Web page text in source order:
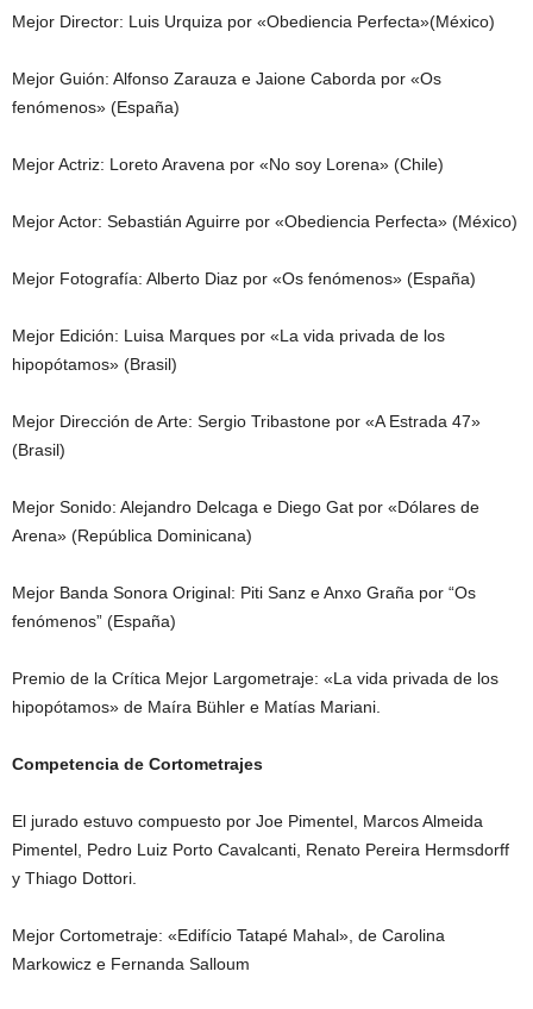
Mejor Director: Luis Urquiza por «Obediencia Perfecta»(México)
Mejor Guión: Alfonso Zarauza e Jaione Caborda por «Os
fenómenos» (España)
Mejor Actriz: Loreto Aravena por «No soy Lorena» (Chile)
Mejor Actor: Sebastián Aguirre por «Obediencia Perfecta» (México)
Mejor Fotografía: Alberto Diaz por «Os fenómenos» (España)
Mejor Edición: Luisa Marques por «La vida privada de los
hipopótamos» (Brasil)
Mejor Dirección de Arte: Sergio Tribastone por «A Estrada 47»
(Brasil)
Mejor Sonido: Alejandro Delcaga e Diego Gat por «Dólares de
Arena» (República Dominicana)
Mejor Banda Sonora Original: Piti Sanz e Anxo Graña por “Os
fenómenos” (España)
Premio de la Crítica Mejor Largometraje: «La vida privada de los
hipopótamos» de Maíra Bühler e Matías Mariani.
Competencia de Cortometrajes
El jurado estuvo compuesto por Joe Pimentel, Marcos Almeida
Pimentel, Pedro Luiz Porto Cavalcanti, Renato Pereira Hermsdorff
y Thiago Dottori.
Mejor Cortometraje: «Edifício Tatapé Mahal», de Carolina
Markowicz e Fernanda Salloum